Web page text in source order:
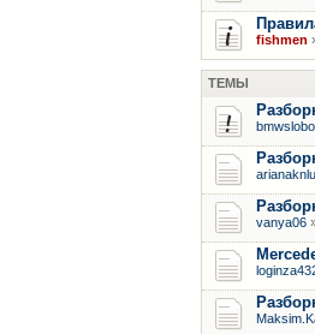
fishmen
ТЕМЫ
arianaknlu
vanya06